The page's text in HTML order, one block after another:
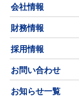
会社情報
財務情報
採用情報
お問い合わせ
お知らせ一覧